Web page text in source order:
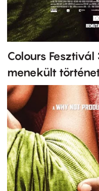
Colours
menekült